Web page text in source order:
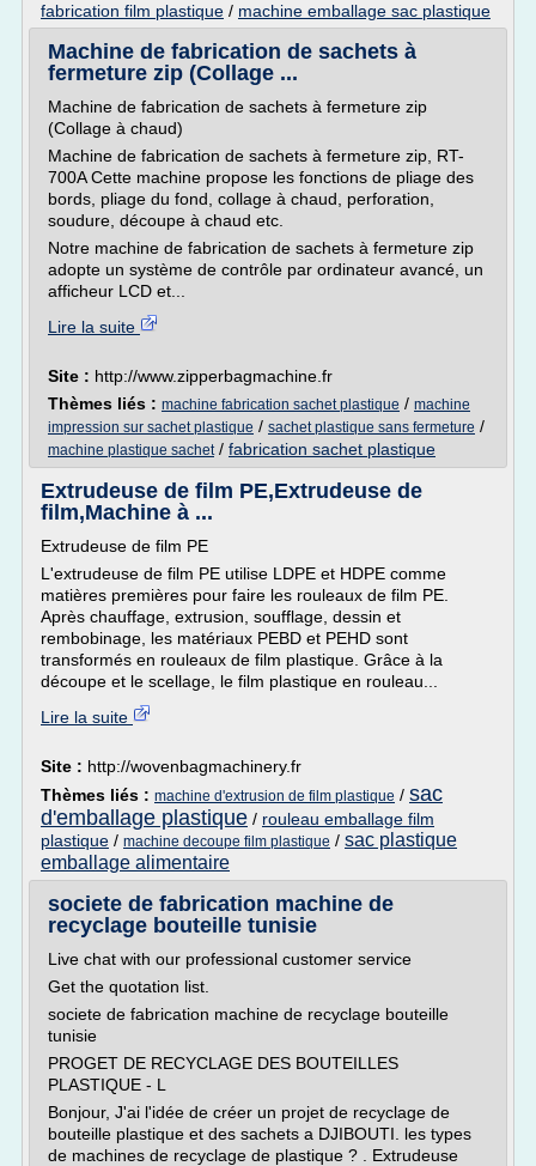
fabrication film plastique / machine emballage sac plastique
Machine de fabrication de sachets à
fermeture zip (Collage ...
Machine de fabrication de sachets à fermeture zip
(Collage à chaud)
Machine de fabrication de sachets à fermeture zip, RT-
700A Cette machine propose les fonctions de pliage des
bords, pliage du fond, collage à chaud, perforation,
soudure, découpe à chaud etc.
Notre machine de fabrication de sachets à fermeture zip
adopte un système de contrôle par ordinateur avancé, un
afficheur LCD et...
Lire la suite
Site : http://www.zipperbagmachine.fr
Thèmes liés : machine fabrication sachet plastique / machine
impression sur sachet plastique / sachet plastique sans fermeture /
machine plastique sachet/ fabrication sachet plastique
Extrudeuse de film PE,Extrudeuse de
film,Machine à ...
Extrudeuse de film PE
L'extrudeuse de film PE utilise LDPE et HDPE comme
matières premières pour faire les rouleaux de film PE.
Après chauffage, extrusion, soufflage, dessin et
rembobinage, les matériaux PEBD et PEHD sont
transformés en rouleaux de film plastique. Grâce à la
découpe et le scellage, le film plastique en rouleau...
Lire la suite
Site : http://wovenbagmachinery.fr
Thèmes liés : machine d'extrusion de film plastique / sac
d'emballage plastique / rouleau emballage film
plastique / machine decoupe film plastique / sac plastique
emballage alimentaire
societe de fabrication machine de
recyclage bouteille tunisie
Live chat with our professional customer service
Get the quotation list.
societe de fabrication machine de recyclage bouteille
tunisie
PROGET DE RECYCLAGE DES BOUTEILLES
PLASTIQUE - L
Bonjour, J'ai l'idée de créer un projet de recyclage de
bouteille plastique et des sachets a DJIBOUTI. les types
de machines de recyclage de plastique ? . Extrudeuse